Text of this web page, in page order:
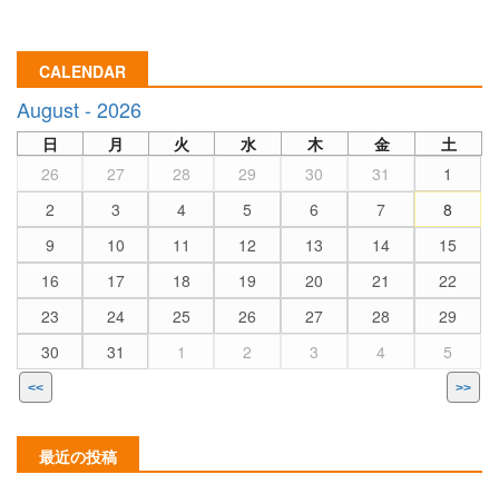
CALENDAR
August - 2026
日 月 火 水 木 金
土
26
27 28 29 30 31
1
2
3 4 5 6 7
8
9
10 11 12 13 14
15
16
17 18 19 20 21
22
23
24 25 26 27 28
29
30
31 1 2 3 4 5
<< >>
最近の投稿